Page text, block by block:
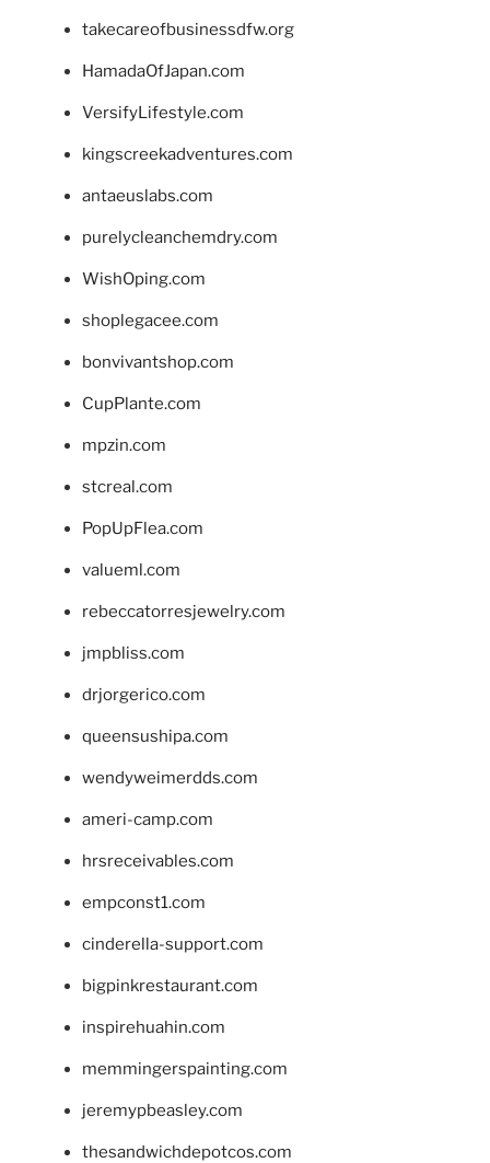
takecareofbusinessdfw.org
HamadaOfJapan.com
VersifyLifestyle.com
kingscreekadventures.com
antaeuslabs.com
purelycleanchemdry.com
WishOping.com
shoplegacee.com
bonvivantshop.com
CupPlante.com
mpzin.com
stcreal.com
PopUpFlea.com
valueml.com
rebeccatorresjewelry.com
jmpbliss.com
drjorgerico.com
queensushipa.com
wendyweimerdds.com
ameri-camp.com
hrsreceivables.com
empconst1.com
cinderella-support.com
bigpinkrestaurant.com
inspirehuahin.com
memmingerspainting.com
jeremypbeasley.com
thesandwichdepotcos.com